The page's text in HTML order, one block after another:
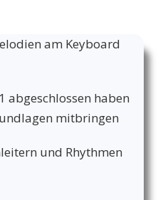
am Keyboard
abgeschlossen haben
mitbringen
und Rhythmen